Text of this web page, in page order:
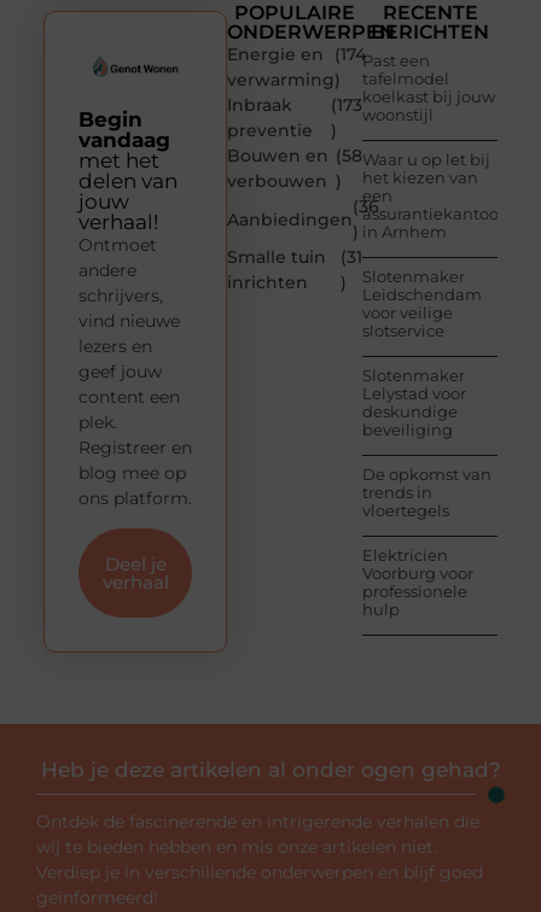
POPULAIRE
ONDERWERPEN
Energie en
verwarming
(174
)
Inbraak
preventie
(173
)
Bouwen en
verbouwen
(58
)
Aanbiedingen
(36
)
Smalle tuin
inrichten
(31
)
RECENTE
BERICHTEN
Past een
tafelmodel
koelkast bij jouw
woonstijl
Waar u op let bij
het kiezen van
een
assurantiekantoor
in Arnhem
Slotenmaker
Leidschendam
voor veilige
slotservice
Slotenmaker
Lelystad voor
deskundige
beveiliging
De opkomst van
trends in
vloertegels
Elektricien
Voorburg voor
professionele
hulp
Begin
vandaag
met het
delen van
jouw
verhaal!
Ontmoet
andere
schrijvers,
vind nieuwe
lezers en
geef jouw
content een
plek.
Registreer en
blog mee op
ons platform.
Deel je
verhaal
Heb je deze artikelen al onder ogen gehad?
Ontdek de fascinerende en intrigerende verhalen die
wij te bieden hebben en mis onze artikelen niet.
Verdiep je in verschillende onderwerpen en blijf goed
geïnformeerd!